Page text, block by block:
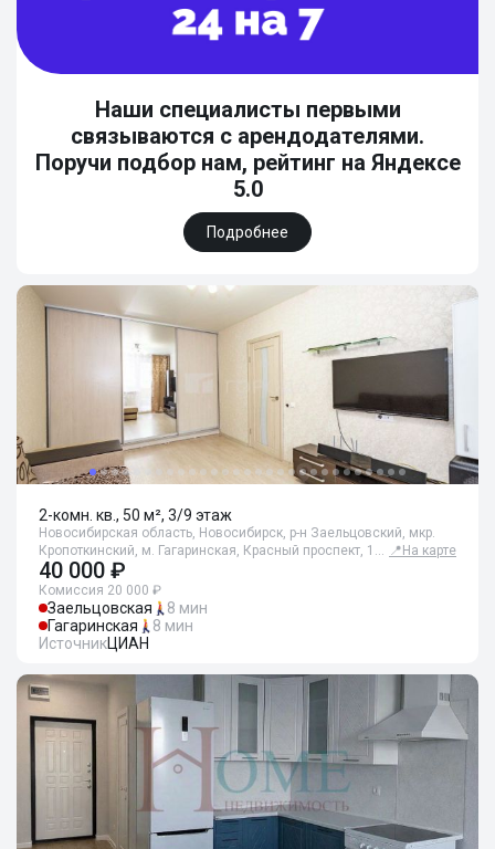
Наши специалисты первыми
связываются с арендодателями.
Поручи подбор нам, рейтинг на Яндексе
5.0
Подробнее
2-комн. кв., 50 м², 3/9 этаж
Новосибирская область, Новосибирск, р-н Заельцовский, мкр.
Кропоткинский, м. Гагаринская, Красный проспект, 1… 📍 На карте
40 000 ₽
Комиссия 20 000 ₽
Заельцовская
8 мин
Гагаринская
8 мин
ИсточникЦИАН